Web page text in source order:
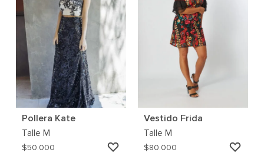
Pollera Kate
Talle M
$50.000
AGREGAR
Vestido Frida
Talle M
$80.000